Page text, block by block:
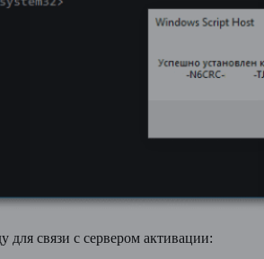
для связи с сервером активации: